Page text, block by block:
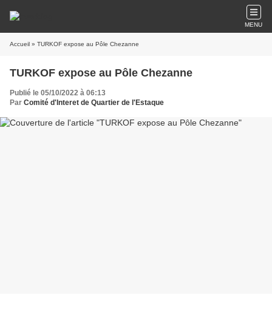
MENU
Accueil » TURKOF expose au Pôle Chezanne
TURKOF expose au Pôle Chezanne
Publié le 05/10/2022 à 06:13
Par Comité d'Interet de Quartier de l'Estaque